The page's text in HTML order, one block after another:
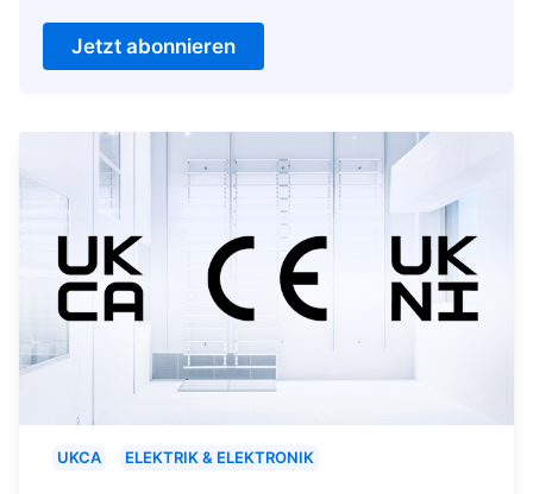
Jetzt abonnieren
UKCA ELEKTRIK & ELEKTRONIK